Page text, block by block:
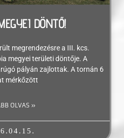
DÖNTŐ!
megrendezésre a III. kcs.
megyei területi döntője. A
pályán zajlottak. A tornán 6
mérkőzött
OLVAS »